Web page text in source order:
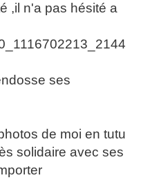
,il n'a pas hésité a
ses
de moi en tutu
solidaire avec ses